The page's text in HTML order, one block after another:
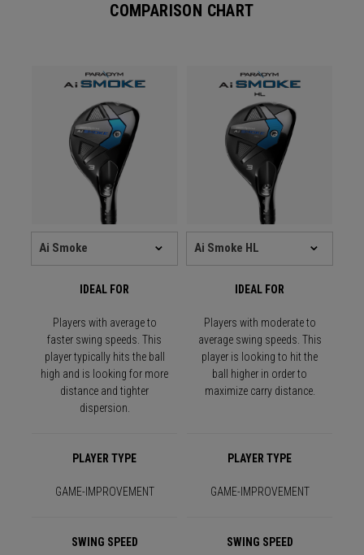
COMPARISON CHART
IDEAL FOR IDEAL FOR
Players with average to
faster swing speeds. This
player typically hits the ball
high and is looking for more
distance and tighter
dispersion.
Players with moderate to
average swing speeds. This
player is looking to hit the
ball higher in order to
maximize carry distance.
PLAYER TYPE PLAYER TYPE
GAME-IMPROVEMENT GAME-IMPROVEMENT
SWING SPEED SWING SPEED